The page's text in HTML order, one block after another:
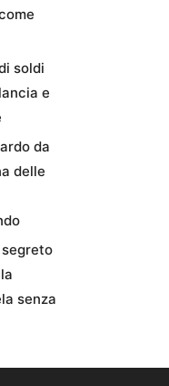
soldi
e
da
delle
senza